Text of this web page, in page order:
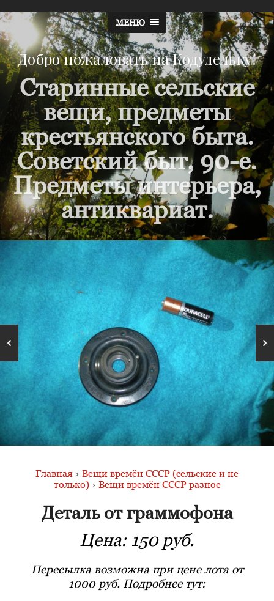
МЕНЮ
Добро пожаловать на Кодудельку!
Старинные сельские
вещи, предметы
крестьянского быта.
Советский быт, 90-е.
Предметы интерьера,
антиквариат.
Главная › Вещи времён СССР (сельские и не
только) › Вещи времён СССР разное
Деталь от граммофона
Цена: 150 руб.
Пересылка возможна при цене лота от
1000 руб. Подробнее тут: